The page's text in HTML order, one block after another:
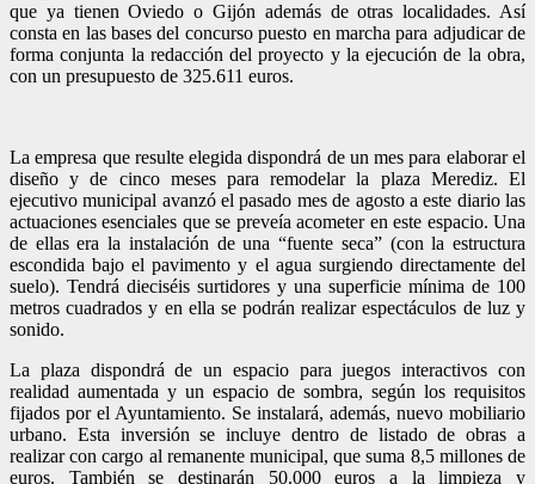
que ya tienen Oviedo o Gijón además de otras localidades. Así
consta en las bases del concurso puesto en marcha para adjudicar de
forma conjunta la redacción del proyecto y la ejecución de la obra,
con un presupuesto de 325.611 euros.
La empresa que resulte elegida dispondrá de un mes para elaborar el
diseño y de cinco meses para remodelar la plaza Merediz. El
ejecutivo municipal avanzó el pasado mes de agosto a este diario las
actuaciones esenciales que se preveía acometer en este espacio. Una
de ellas era la instalación de una “fuente seca” (con la estructura
escondida bajo el pavimento y el agua surgiendo directamente del
suelo). Tendrá dieciséis surtidores y una superficie mínima de 100
metros cuadrados y en ella se podrán realizar espectáculos de luz y
sonido.
La plaza dispondrá de un espacio para juegos interactivos con
realidad aumentada y un espacio de sombra, según los requisitos
fijados por el Ayuntamiento. Se instalará, además, nuevo mobiliario
urbano. Esta inversión se incluye dentro de listado de obras a
realizar con cargo al remanente municipal, que suma 8,5 millones de
euros. También se destinarán 50.000 euros a la limpieza y